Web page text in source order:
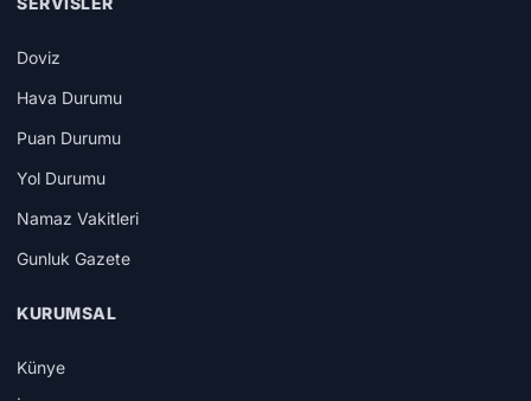
Doviz
Hava Durumu
Puan Durumu
Yol Durumu
Namaz Vakitleri
Gunluk Gazete
KURUMSAL
Künye